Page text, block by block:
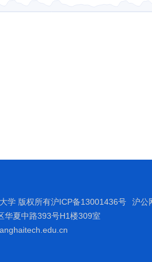
学 版权所有沪ICP备13001436号
沪公
华夏中路393号H1楼309室